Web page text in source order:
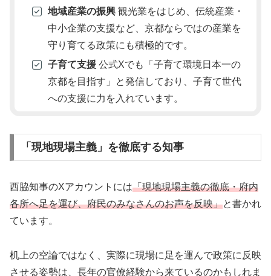
地域産業の振興観光業をはじめ、伝統産業・
中小企業の支援など、京都ならではの産業を
守り育てる政策にも積極的です。
子育て支援公式Xでも「子育て環境日本一の
京都を目指す」と発信しており、子育て世代
への支援に力を入れています。
「現地現場主義」を徹底する知事
西脇知事のXアカウントには「現地現場主義の徹底・府内
各所へ足を運び、府民のみなさんのお声を反映」と書かれ
ています。
机上の空論ではなく、実際に現場に足を運んで政策に反映
させる姿勢は、長年の官僚経験から来ているのかもしれま